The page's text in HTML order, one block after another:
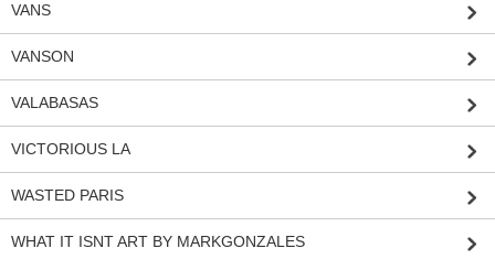
VANS
VANSON
VALABASAS
VICTORIOUS LA
WASTED PARIS
WHAT IT ISNT ART BY MARKGONZALES